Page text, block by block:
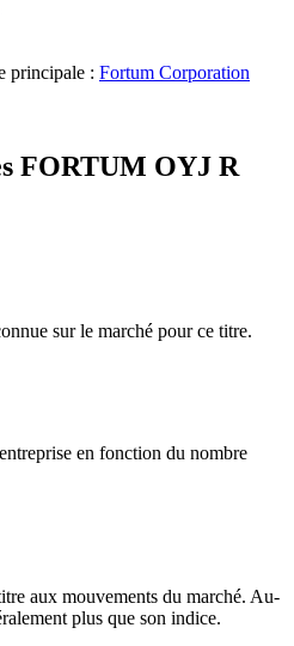
principale : Fortum Corporation
FORTUM OYJ R
sur le marché pour ce titre.
en fonction du nombre
aux mouvements du marché. Au-
plus que son indice.